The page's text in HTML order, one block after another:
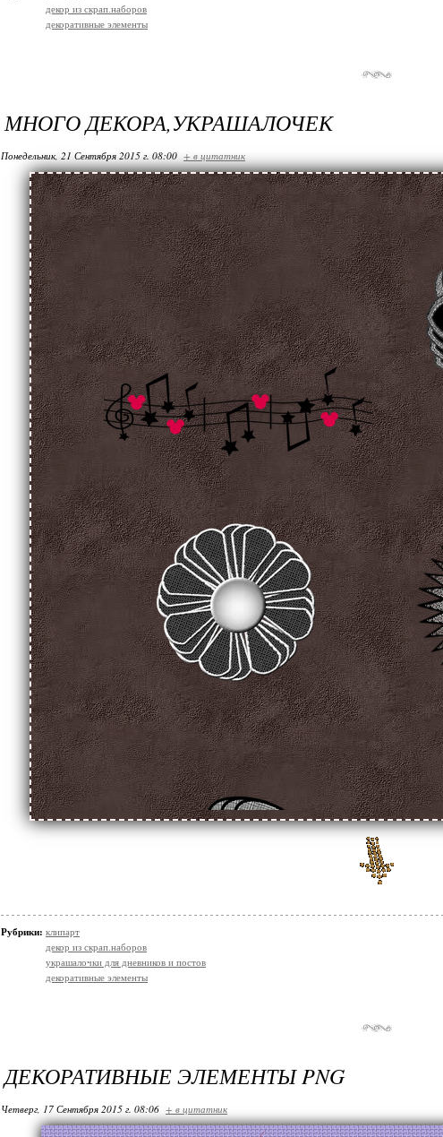
декор из скрап.наборов
декоративные элементы
МНОГО ДЕКОРА,УКРАШАЛОЧЕК
Понедельник, 21 Сентября 2015 г. 08:00 + в цитатник
Рубрики: клипарт
декор из скрап.наборов
украшалочки для дневников и постов
декоративные элементы
ДЕКОРАТИВНЫЕ ЭЛЕМЕНТЫ PNG
Четверг, 17 Сентября 2015 г. 08:06 + в цитатник